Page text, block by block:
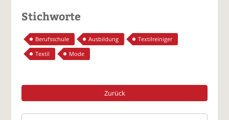
Stichworte
Berufsschule Ausbildung
Textilreiniger
Textil
Mode
Zurück